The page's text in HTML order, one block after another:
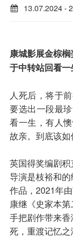
13.07.2024 -
康城影展金棕
于中转站回看
人死后，将于
要选出一段最
看一生，有人
故亲。到底该
英国得奖编剧
导演是枝裕和
作品，2021年
康继《史家本
手把剧作带来
死，重渡记忆之